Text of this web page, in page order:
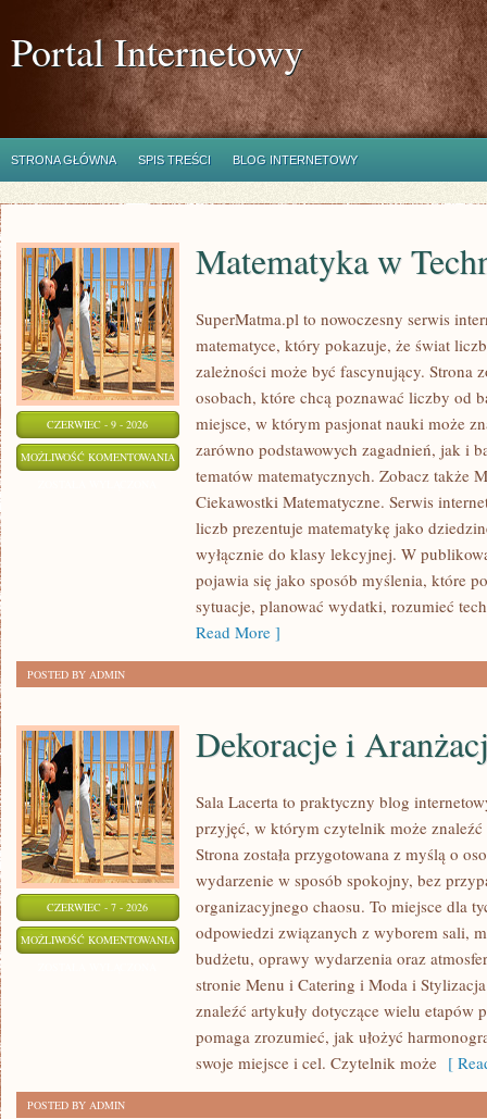
Portal Internetowy
STRONA GŁÓWNA SPIS TREŚCI BLOG INTERNETOWY
CZERWIEC - 9 - 2026
MOŻLIWOŚĆ KOMENTOWANIA MATEMATYKA
TECHNOLOGII
NAUCE
Matematyka w
SuperMatma.pl to nowoczesny serwis
matematyce, który pokazuje, że świat
zależności może być fascynujący. Strona
osobach, które chcą poznawać liczby od
miejsce, w którym pasjonat nauki może
zarówno podstawowych zagadnień, jak i
tematów matematycznych. Zobacz także
Ciekawostki Matematyczne. Serwis
liczb prezentuje matematykę jako
wyłącznie do klasy lekcyjnej. W
pojawia się jako sposób myślenia, które
sytuacje, planować wydatki, rozumieć
Read More ]
POSTED BY ADMIN
CZERWIEC - 7 - 2026
MOŻLIWOŚĆ KOMENTOWANIA DEKORACJE
ARANŻACJE
Dekoracje i
Sala Lacerta to praktyczny blog
przyjęć, w którym czytelnik może
Strona została przygotowana z myślą o
wydarzenie w sposób spokojny, bez
organizacyjnego chaosu. To miejsce dla
odpowiedzi związanych z wyborem sali,
budżetu, oprawy wydarzenia oraz
stronie Menu i Catering i Moda i
znaleźć artykuły dotyczące wielu etapów
pomaga zrozumieć, jak ułożyć
swoje miejsce i cel. Czytelnik może [
POSTED BY ADMIN